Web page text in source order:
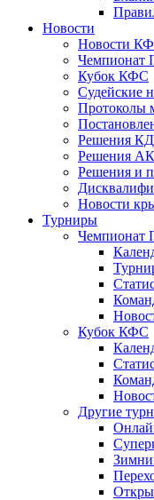
Новости
Новости
Чемпионат
Кубок КФС
Судейские
Протоколы
Решения
Решения
Решения и
Новости
Турниры
Чемпионат
Кубок КФС
Другие